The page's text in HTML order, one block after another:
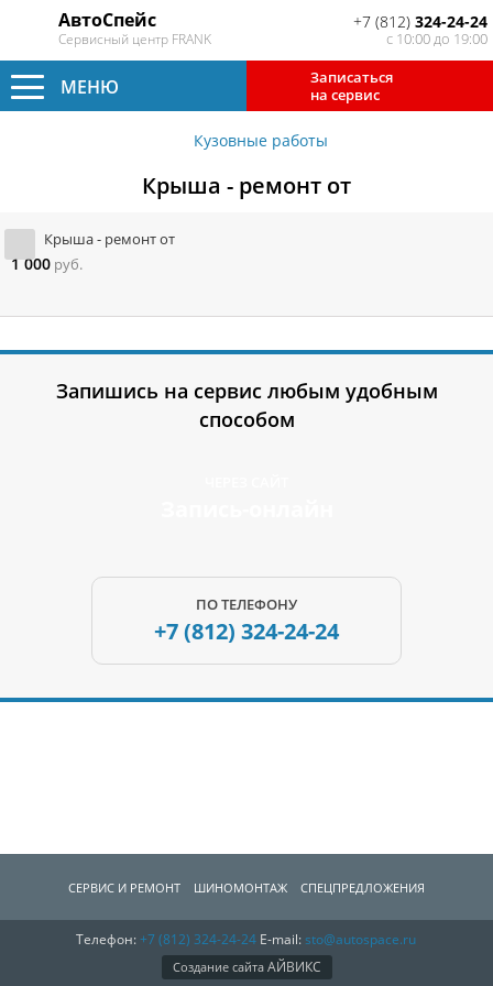
АвтоСпейс
Сервисный центр FRANK
+7 (812) 324-24-24
с 10:00 до 19:00
Записаться
на сервис
МЕНЮ
Кузовные работы
Крыша - ремонт от
Крыша - ремонт от
1 000 руб.
Запишись на сервис любым удобным
способом
ПО ТЕЛЕФОНУ
+7 (812) 324-24-24
СЕРВИС И РЕМОНТ ШИНОМОНТАЖ СПЕЦПРЕДЛОЖЕНИЯ
АВТОЗАПЧАCТИ О КОМПАНИИ КОНТАКТЫ
Телефон:+7 (812)324-24-24 E-mail:sto@autospace.ru
Создание сайтаАЙВИКС